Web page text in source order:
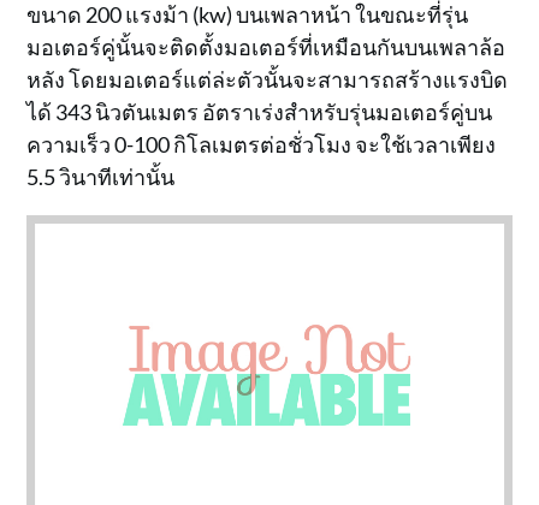
ขนาด 200 แรงม้า (kw) บนเพลาหน้า ในขณะที่รุ่น
มอเตอร์คู่นั้นจะติดตั้งมอเตอร์ที่เหมือนกันบนเพลาล้อ
หลัง โดยมอเตอร์แต่ล่ะตัวนั้นจะสามารถสร้างแรงบิด
ได้ 343 นิวตันเมตร อัตราเร่งสำหรับรุ่นมอเตอร์คู่บน
ความเร็ว 0-100 กิโลเมตรต่อชั่วโมง จะใช้เวลาเพียง
5.5 วินาทีเท่านั้น